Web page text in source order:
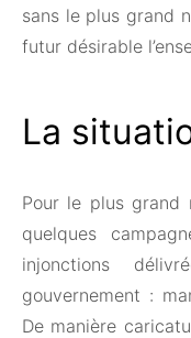
sans le plus grand
futur désirable
La
Pour le plus grand
quelques
injonctions
gouvernement :
De manière